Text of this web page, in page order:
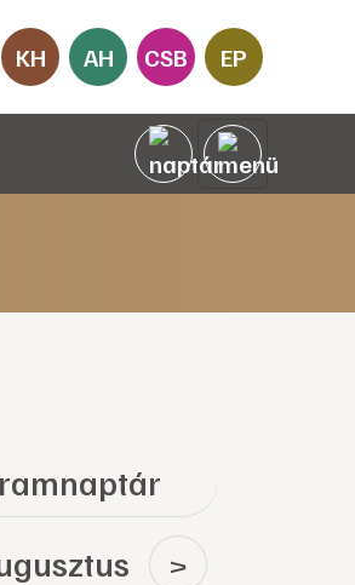
KH AH CSB EP
>